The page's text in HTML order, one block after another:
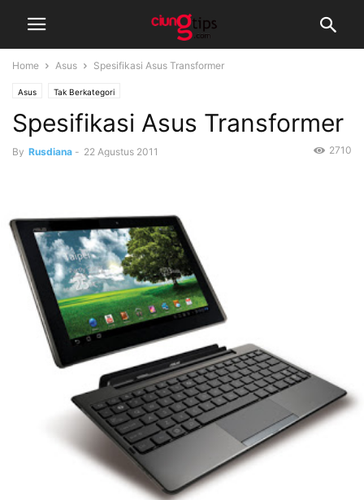
Home Asus Spesifikasi Asus Transformer
Asus Tak Berkategori
Spesifikasi Asus Transformer
By Rusdiana - 22 Agustus 2011 2710